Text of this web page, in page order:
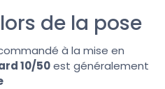
de la pose
à la mise en
10/50est généralement